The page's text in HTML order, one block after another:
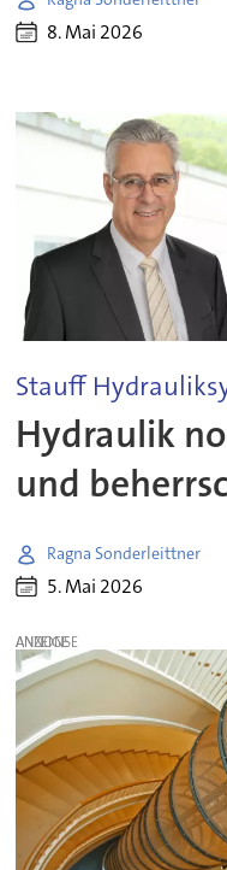
8. Mai 2026
Stauff
Hydraulik
und
Ragna Sonderleittner
5. Mai 2026
ANZEIGE